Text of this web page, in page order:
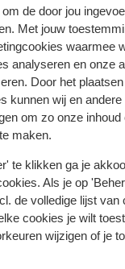
de door jou
Met jouw
waarmee
analyseren en onze
Door het
kunnen wij en andere
om zo onze inhoud
maken.
te klikken ga je
Als je op
de volledige lijst van
cookies je wilt
wijzigen of je
naast het hotel
verhuur